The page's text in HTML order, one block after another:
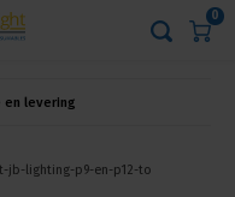
0
levering
jb-lighting-p9-en-p12-to